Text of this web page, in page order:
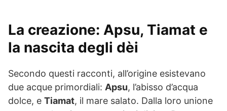
La creazione: Apsu, Tiamat e
la nascita degli dèi
Secondo questi racconti, all’origine esistevano
due acque primordiali: Apsu, l’abisso d’acqua
dolce, e Tiamat, il mare salato. Dalla loro unione